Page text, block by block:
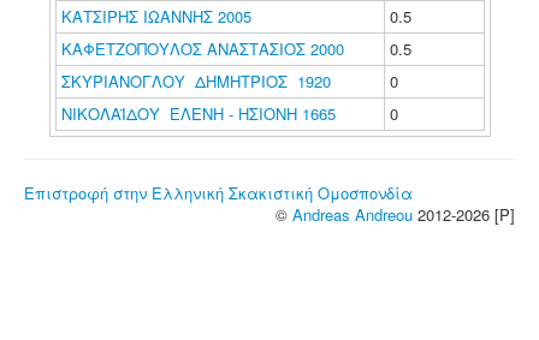
ΚΑΤΣΙΡΗΣ ΙΩΑΝΝΗΣ 2005
0.5
ΚΑΦΕΤΖΟΠΟΥΛΟΣ ΑΝΑΣΤΑΣΙΟΣ 2000
0.5
ΣΚΥΡΙΑΝΟΓΛΟΥ ΔΗΜΗΤΡΙΟΣ 1920
0
ΝΙΚΟΛΑΪΔΟΥ ΕΛΕΝΗ - ΗΣΙΟΝΗ 1665
0
Επιστροφή στην Ελληνική Σκακιστική Ομοσπονδία
© Andreas Andreou 2012-2026 [P]